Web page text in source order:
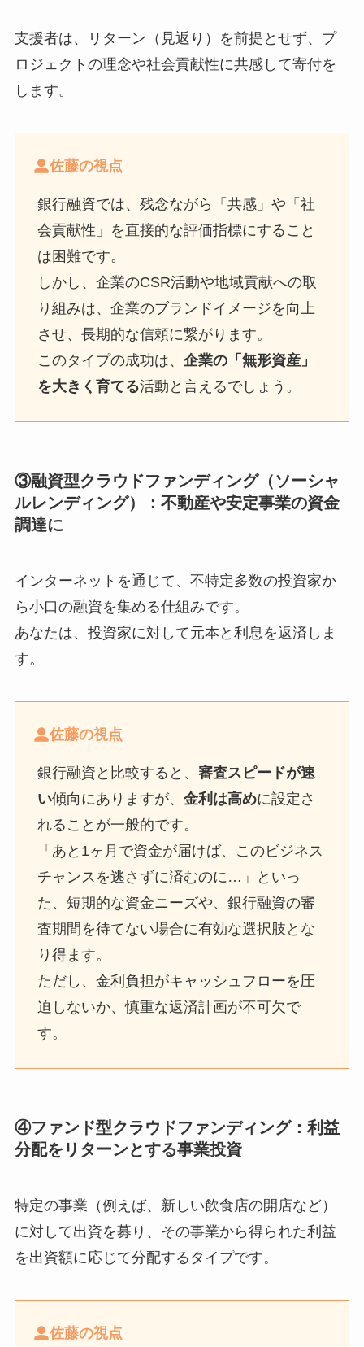
支援者は、リターン（見返り）を前提とせず、プ
ロジェクトの理念や社会貢献性に共感して寄付を
します。
佐藤の視点
銀行融資では、残念ながら「共感」や「社
会貢献性」を直接的な評価指標にすること
は困難です。
しかし、企業のCSR活動や地域貢献への取
り組みは、企業のブランドイメージを向上
させ、長期的な信頼に繋がります。
このタイプの成功は、 企業の「無形資産」
を大きく育てる活動と言えるでしょう。
③融資型クラウドファンディング（ソーシャ
ルレンディング）：不動産や安定事業の資金
調達に
インターネットを通じて、不特定多数の投資家か
ら小口の融資を集める仕組みです。
あなたは、投資家に対して元本と利息を返済しま
す。
佐藤の視点
銀行融資と比較すると、 審査スピードが速
い傾向にありますが、 金利は高めに設定さ
れることが一般的です。
「あと1ヶ月で資金が届けば、このビジネス
チャンスを逃さずに済むのに…」といっ
た、短期的な資金ニーズや、銀行融資の審
査期間を待てない場合に有効な選択肢とな
り得ます。
ただし、金利負担がキャッシュフローを圧
迫しないか、慎重な返済計画が不可欠で
す。
④ファンド型クラウドファンディング：利益
分配をリターンとする事業投資
特定の事業（例えば、新しい飲食店の開店など）
に対して出資を募り、その事業から得られた利益
を出資額に応じて分配するタイプです。
佐藤の視点